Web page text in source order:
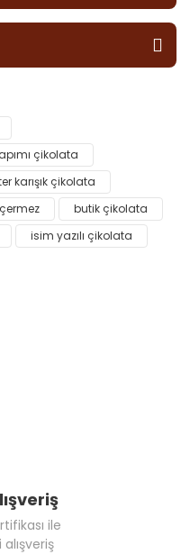
çikolata
karışık çikolata
butik çikolata
isim yazılı çikolata
ile